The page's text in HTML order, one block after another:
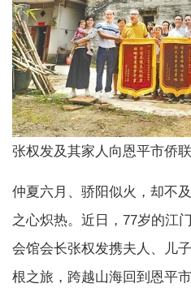
张权发及其家人向恩平市侨
仲夏六月、骄阳似火，却不
之心炽热。近日，77岁的江
会馆会长张权发携夫人、儿
根之旅，跨越山海回到恩平